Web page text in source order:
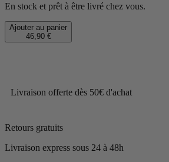
En stock et prêt à être livré chez vous.
Ajouter au panier
46,90 €
Livraison offerte dès 50€ d'achat
Retours gratuits
Livraison express sous 24 à 48h